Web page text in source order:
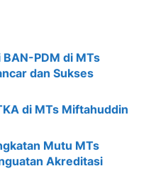
PDM di MTs
dan Sukses
di MTs Miftahuddin
Mutu MTs
Akreditasi